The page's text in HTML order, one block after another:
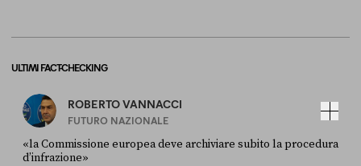
ULTIMI FACT-CHECKING
ROBERTO VANNACCI
FUTURO NAZIONALE
«la Commissione europea deve archiviare subito la procedura
d’infrazione»